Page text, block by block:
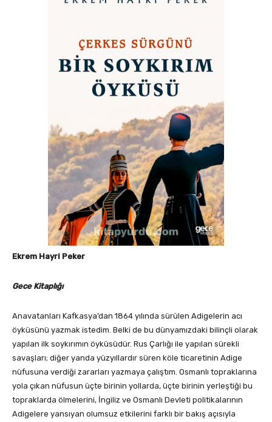
Ekrem Hayri Peker
Gece Kitaplığı
Anavatanları Kafkasya’dan 1864 yılında sürülen Adigelerin acı
öyküsünü yazmak istedim. Belki de bu dünyamızdaki bilinçli olarak
yapılan ilk soykırımın öyküsüdür. Rus Çarlığı ile yapılan sürekli
savaşları; diğer yanda yüzyıllardır süren köle ticaretinin Adige
nüfusuna verdiği zararları yazmaya çalıştım. Osmanlı topraklarına
yola çıkan nüfusun üçte birinin yollarda, üçte birinin yerleştiği bu
topraklarda ölmelerini, İngiliz ve Osmanlı Devleti politikalarının
Adigelere yansıyan olumsuz etkilerini farklı bir bakış açısıyla